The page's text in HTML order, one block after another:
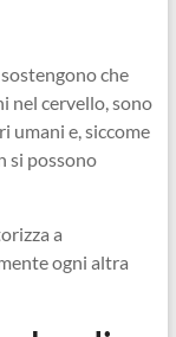
che
nel cervello, sono
umani e, siccome
si possono
a
ogni altra